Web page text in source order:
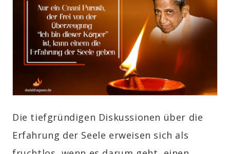
Die tiefgründigen Diskussionen über die
Erfahrung der Seele erweisen sich als